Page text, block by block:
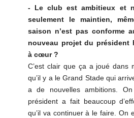
- Le club est ambitieux et
seulement le maintien,
saison n’est pas conforme
nouveau projet du président
à cœur ?
C’est clair que ça a joué dans
qu’il y a le Grand Stade qui
a de nouvelles ambitions.
président a fait beaucoup
qu’il va continuer à le faire. On